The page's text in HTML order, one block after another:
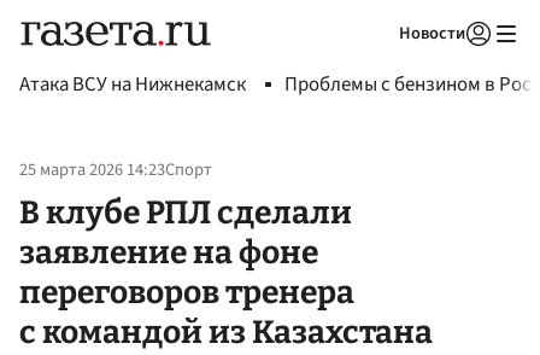
Новости
Атака ВСУ на Нижнекамск Проблемы с бензином в
25 марта 2026 14:23Спорт
В клубе РПЛ сделали
заявление на фоне
переговоров тренера
с командой из Казахстана